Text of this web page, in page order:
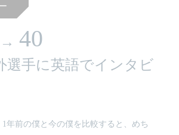
→ 40
選手に英語でインタビ
年前の僕と今の僕を比較すると、めち